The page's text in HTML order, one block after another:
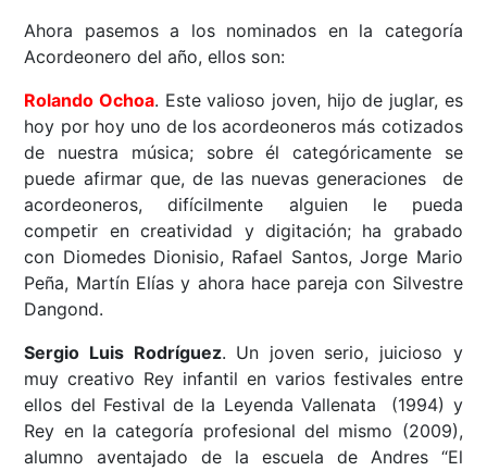
Ahora pasemos a los nominados en la categoría
Acordeonero del año, ellos son:
Rolando Ochoa. Este valioso joven, hijo de juglar, es
hoy por hoy uno de los acordeoneros más cotizados
de nuestra música; sobre él categóricamente se
puede afirmar que, de las nuevas generaciones de
acordeoneros, difícilmente alguien le pueda
competir en creatividad y digitación; ha grabado
con Diomedes Dionisio, Rafael Santos, Jorge Mario
Peña, Martín Elías y ahora hace pareja con Silvestre
Dangond.
Sergio Luis Rodríguez. Un joven serio, juicioso y
muy creativo Rey infantil en varios festivales entre
ellos del Festival de la Leyenda Vallenata (1994) y
Rey en la categoría profesional del mismo (2009),
alumno aventajado de la escuela de Andres “El